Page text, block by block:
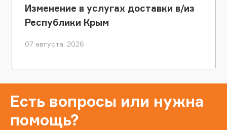
Изменение в услугах доставки в/из
Республики Крым
07 августа, 2026
Есть вопросы или нужна
помощь?